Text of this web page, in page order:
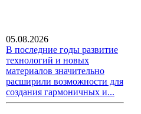
05.08.2026
В последние годы развитие
технологий и новых
материалов значительно
расширили возможности для
создания гармоничных и...